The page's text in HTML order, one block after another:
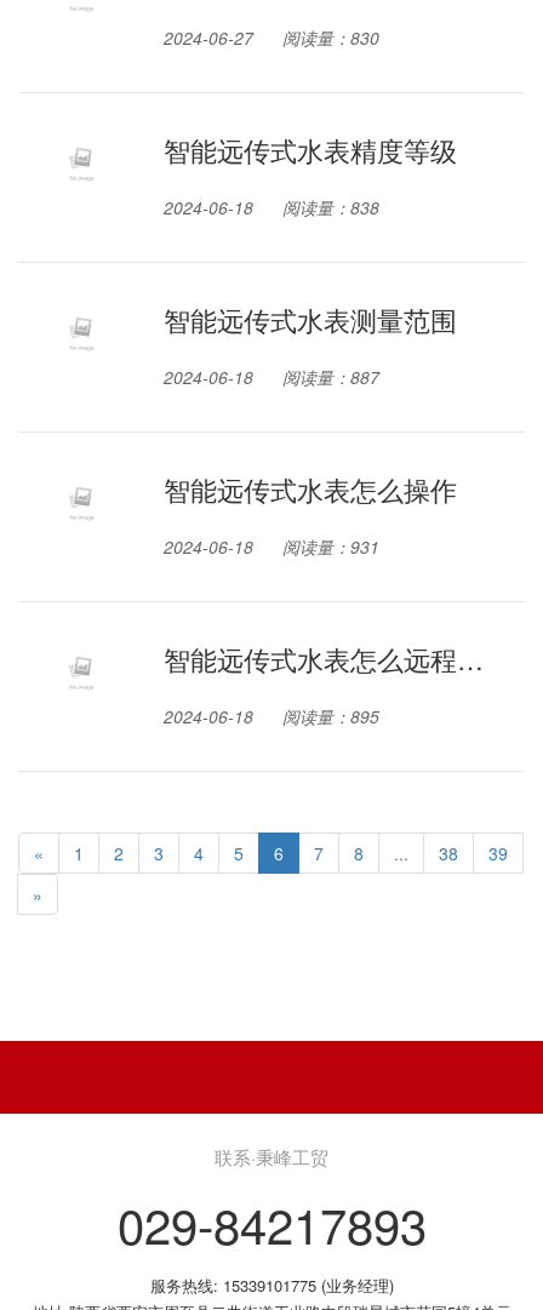
2024-06-27 阅读量：830
智能远传式水表精度等级
2024-06-18 阅读量：838
智能远传式水表测量范围
2024-06-18 阅读量：887
智能远传式水表怎么操作
2024-06-18 阅读量：931
智能远传式水表怎么远程操
2024-06-18 阅读量：895
« 1 2 3 4 5 6 7 8 ... 38
39
»
联系·秉峰工贸
029-84217893
服务热线: 15339101775 (业务经理)